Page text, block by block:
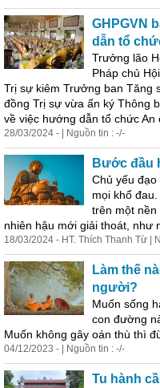
GHPGVN
dẫn tổ
Trưởng lão
Pháp chủ
Trị sự kiêm Trưởng ban Tăng
đồng Trị sự vừa ấn ký Thông
về việc hướng dẫn tổ chức An
28/03/2024 - | Nguồn tin : -/-
Bước đầu
Chủ yếu
mọi khổ
trên một
nhiên hậu mới giải thoát, như
18/03/2024 - HT. Thích Thanh Từ |
Làm thế
người?
Muốn sống
con đường
Muốn không gây oán thù thì
04/12/2023 - | Nguồn tin : -/-
Tu hành